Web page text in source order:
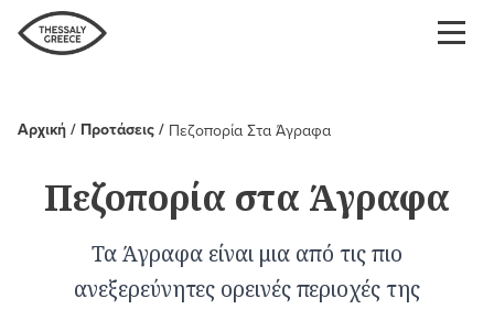
Παράκαμψη
προς
περιεχόμενο
Breadcrumb
Αρχική Προτάσεις Πεζοπορία Στα Άγραφα
Πεζοπορία στα Άγραφα
Τα Άγραφα είναι μια από τις πιο
ανεξερεύνητες ορεινές περιοχές της